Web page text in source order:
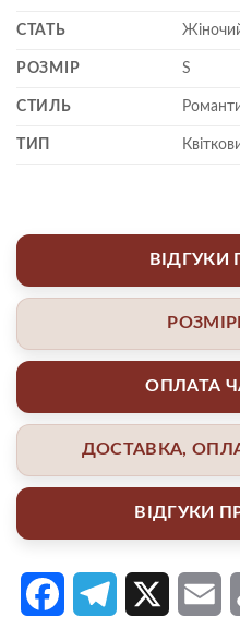
СТАТЬ
РОЗМІР S
СТИЛЬ
ТИП
ВІДГУКИ
ОПЛАТА
ДОСТАВКА,
ВІДГУКИ
FacebookTelegram